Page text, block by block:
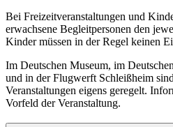
Bei Freizeitveranstaltungen und
erwachsene Begleitpersonen den
Kinder müssen in der Regel keinen
Im Deutschen Museum, im
und in der Flugwerft Schleißheim
Veranstaltungen eigens geregelt.
Vorfeld der Veranstaltung.